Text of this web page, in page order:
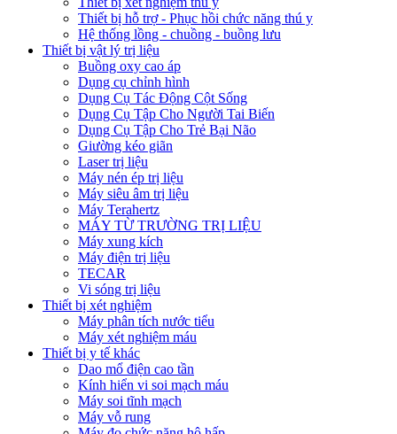
Thiết bị hỗ trợ - Phục hồi chức năng thú y
Hệ thống lồng - chuồng - buồng lưu
Thiết bị vật lý trị liệu
Buồng oxy cao áp
Dụng cụ chỉnh hình
Dụng Cụ Tác Động Cột Sống
Dụng Cụ Tập Cho Người Tai Biến
Dụng Cụ Tập Cho Trẻ Bại Não
Giường kéo giãn
Laser trị liệu
Máy nén ép trị liệu
Máy siêu âm trị liệu
Máy Terahertz
MÁY TỪ TRƯỜNG TRỊ LIỆU
Máy xung kích
Máy điện trị liệu
TECAR
Vi sóng trị liệu
Thiết bị xét nghiệm
Máy phân tích nước tiểu
Máy xét nghiệm máu
Thiết bị y tế khác
Dao mổ điện cao tần
Kính hiển vi soi mạch máu
Máy soi tĩnh mạch
Máy vỗ rung